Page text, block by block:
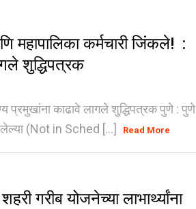
कर्मचारी जिंकले! :
शुद्धिपत्रक
प्रमुखांना काढावे लागले शुद्धिपत्रक पुणे : पुणे
(Not in Sched [...]
Read More
गरीब योजनेच्या लाभार्थ्यांना